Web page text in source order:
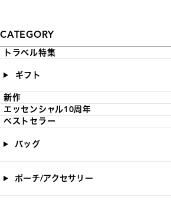
CATEGORY
トラベル特集
ギフト
新作
エッセンシャル10周年
ベストセラー
バッグ
ポーチ/アクセサリー